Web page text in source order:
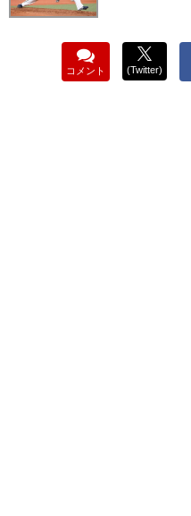
コメント (Twitter)